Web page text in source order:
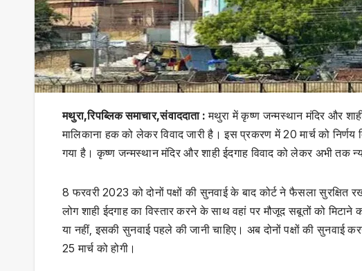
मथुरा,रिपब्लिक समाचार,संवाददाता :मथुरा में कृष्ण जन्मस्थान मंदिर और
मालिकाना हक को लेकर विवाद जारी है। इस प्रकरण में 20 मार्च को
गया है। कृष्ण जन्मस्थान मंदिर और शाही ईदगाह विवाद को लेकर अभी तक
8 फरवरी 2023 को दोनों पक्षों की सुनवाई के बाद कोर्ट ने फैसला सुरक्षित
लोग शाही ईदगाह का विस्तार करने के साथ वहां पर मौजूद सबूतों को
या नहीं, इसकी सुनवाई पहले की जानी चाहिए। अब दोनों पक्षों की
25 मार्च को होगी।